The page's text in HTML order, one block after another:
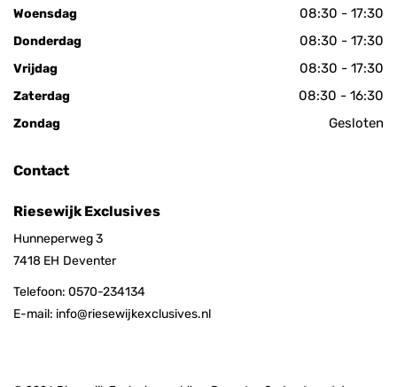
Woensdag 08:30 - 17:30
Donderdag 08:30 - 17:30
Vrijdag 08:30 - 17:30
Zaterdag 08:30 - 16:30
Zondag Gesloten
Contact
Riesewijk Exclusives
Hunneperweg 3
7418 EH Deventer
Telefoon: 0570-234134
E-mail: info@riesewijkexclusives.nl